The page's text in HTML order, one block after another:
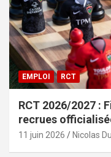
EMPLOI RCT
RCT 2026/2027 :
recrues
11 juin 2026 Nicolas